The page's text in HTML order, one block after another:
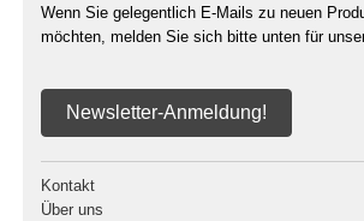
Wenn Sie gelegentlich E-Mails zu neuen
möchten, melden Sie sich bitte unten für
Newsletter-Anmeldung!
Kontakt
Über uns